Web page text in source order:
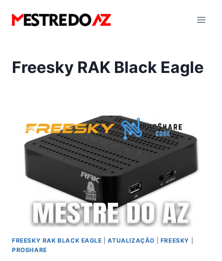
para
Freesky RAK Black Eagle
FREESKY RAK BLACK EAGLE |ATUALIZAÇÃO FREESKY
PROSHARE